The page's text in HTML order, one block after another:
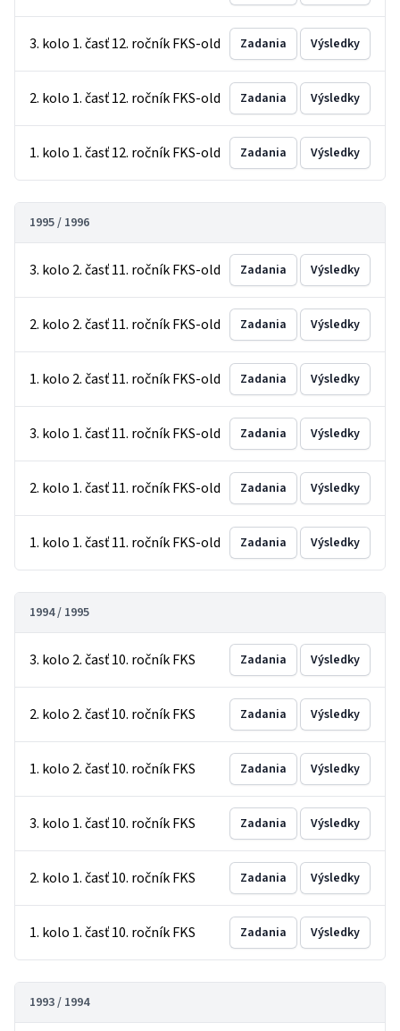
3. kolo 1. časť 12. ročník FKS-old Zadania Výsledky
2. kolo 1. časť 12. ročník FKS-old Zadania Výsledky
1. kolo 1. časť 12. ročník FKS-old Zadania Výsledky
1995 / 1996
3. kolo 2. časť 11. ročník FKS-old Zadania Výsledky
2. kolo 2. časť 11. ročník FKS-old Zadania Výsledky
1. kolo 2. časť 11. ročník FKS-old Zadania Výsledky
3. kolo 1. časť 11. ročník FKS-old Zadania Výsledky
2. kolo 1. časť 11. ročník FKS-old Zadania Výsledky
1. kolo 1. časť 11. ročník FKS-old Zadania Výsledky
1994 / 1995
3. kolo 2. časť 10. ročník FKS Zadania Výsledky
2. kolo 2. časť 10. ročník FKS Zadania Výsledky
1. kolo 2. časť 10. ročník FKS Zadania Výsledky
3. kolo 1. časť 10. ročník FKS Zadania Výsledky
2. kolo 1. časť 10. ročník FKS Zadania Výsledky
1. kolo 1. časť 10. ročník FKS Zadania Výsledky
1993 / 1994